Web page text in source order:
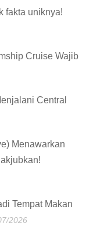
fakta uniknya!
Cruise Wajib
Central
Menawarkan
Tempat Makan
2026